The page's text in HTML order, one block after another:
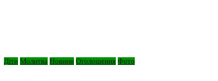
Діти Молитва Новини Оголошення Фото